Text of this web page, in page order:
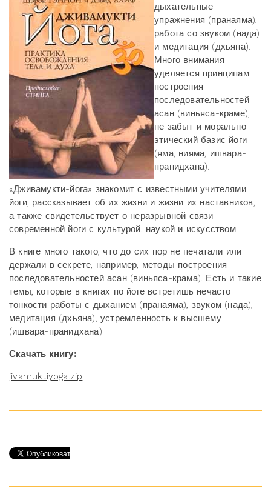
дыхательные
упражнения (пранаяма),
работа со звуком (нада)
и медитация (дхьяна).
Много внимания
уделяется принципам
построения
последовательностей
асан (виньяса-краме),
не забыт и морально-
этический базис йоги
(яма, нияма, ишвара-
пранидхана).
«Дживамукти-йога» знакомит с известными учителями
йоги, рассказывает об их жизни и жизни их наставников,
а также свидетельствует о неразрывной связи
современной йоги с культурой, наукой и искусством.
В книге много такого, что до сих пор не печатали или
держали в секрете, например, методы построения
последовательностей асан (виньяса-крама). Есть и такие
темы, которые в книгах по йоге встретишь нечасто:
тонкости работы с дыханием (пранаяма), звуком (нада),
медитация (дхьяна), устремленность к высшему
(ишвара-пранидхана).
Скачать книгу:
jivamuktiyoga.zip